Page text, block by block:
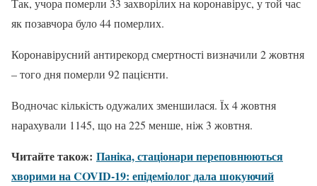
як позавчора було 44 померлих.
Коронавірусний антирекорд смертності визначили 2 жовтня
– того дня померли 92 пацієнти.
Водночас кількість одужалих зменшилася. Їх 4 жовтня
нарахували 1145, що на 225 менше, ніж 3 жовтня.
Читайте також: Паніка, стаціонари переповнюються
хворими на COVID-19: епідеміолог дала шокуючий